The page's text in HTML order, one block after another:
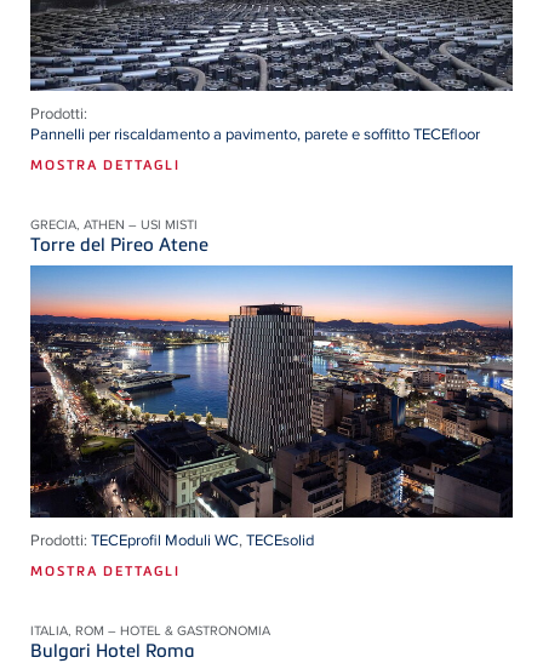
Prodotti:
Pannelli per riscaldamento a pavimento, parete e soffitto TECEfloor
MOSTRA DETTAGLI
GRECIA, ATHEN – USI MISTI
Torre del Pireo Atene
Prodotti: TECEprofil Moduli WC,TECEsolid
MOSTRA DETTAGLI
ITALIA, ROM – HOTEL & GASTRONOMIA
Bulgari Hotel Roma